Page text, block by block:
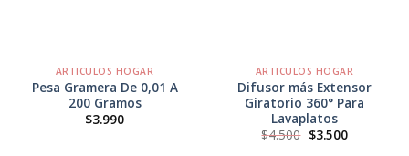
ARTICULOS HOGAR
Pesa Gramera De 0,01 A
200 Gramos
$3.990
ARTICULOS HOGAR
Difusor más Extensor
Giratorio 360° Para
Lavaplatos
$4.500 El
precio
$3.500El